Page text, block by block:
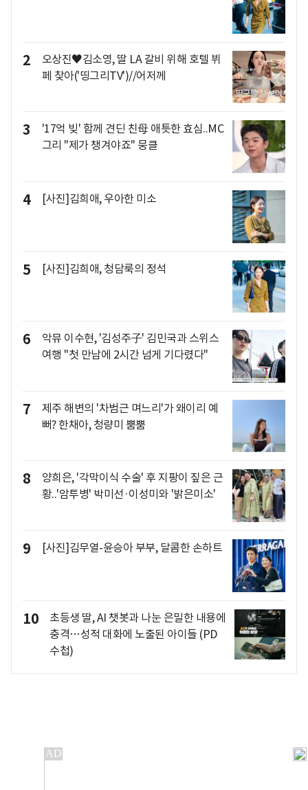
2
오상진♥김소영, 딸 LA 갈비 위해 호텔 뷔
페 찾아('띵그리TV')//어저께
3
'17억 빚' 함께 견딘 친母 애틋한 효심..MC
그리 "제가 챙겨야죠" 뭉클
4 [사진]김희애, 우아한 미소
5 [사진]김희애, 청담룩의 정석
6
악뮤 이수현, '김성주子' 김민국과 스위스
여행 "첫 만남에 2시간 넘게 기다렸다"
7
제주 해변의 '차범근 며느리'가 왜이리 예
뻐? 한채아, 청량미 뿜뿜
8
양희은, '각막이식 수술' 후 지팡이 짚은 근
황..'암투병' 박미선·이성미와 '밝은미소'
9 [사진]김무열-윤승아 부부, 달콤한 손하트
10
초등생 딸, AI 챗봇과 나눈 은밀한 내용에
충격…성적 대화에 노출된 아이들 (PD
수첩)